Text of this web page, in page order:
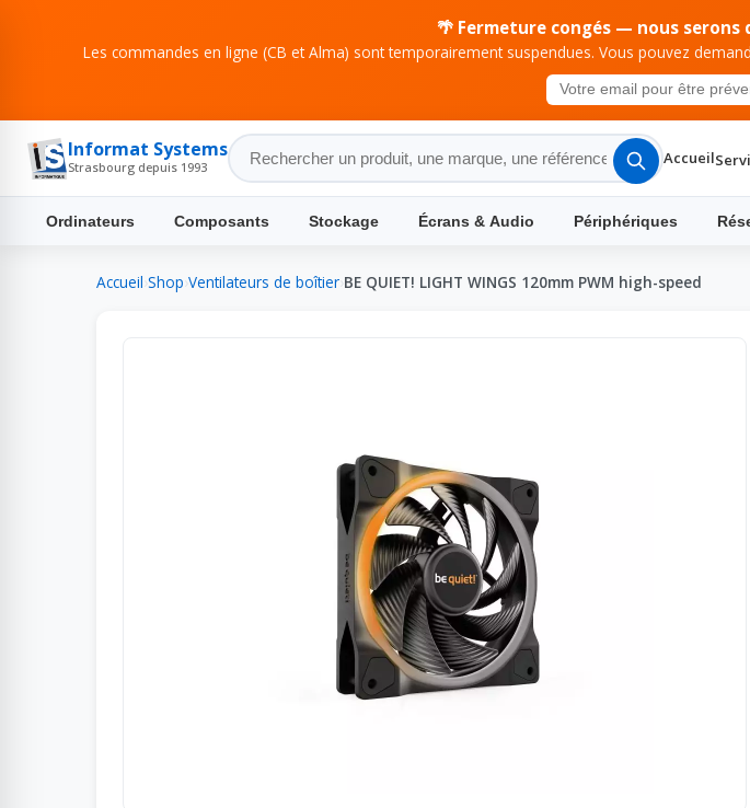
🌴 Fermeture congés — nous
Les commandes en ligne (CB et Alma) sont temporairement suspendues. Vous pouvez
Informat Systems
Strasbourg depuis 1993 Accueil
Ordinateurs Composants Stockage Écrans & Audio Périphériques
Accueil Shop Ventilateurs de boîtier BE QUIET! LIGHT WINGS 120mm PWM high-speed